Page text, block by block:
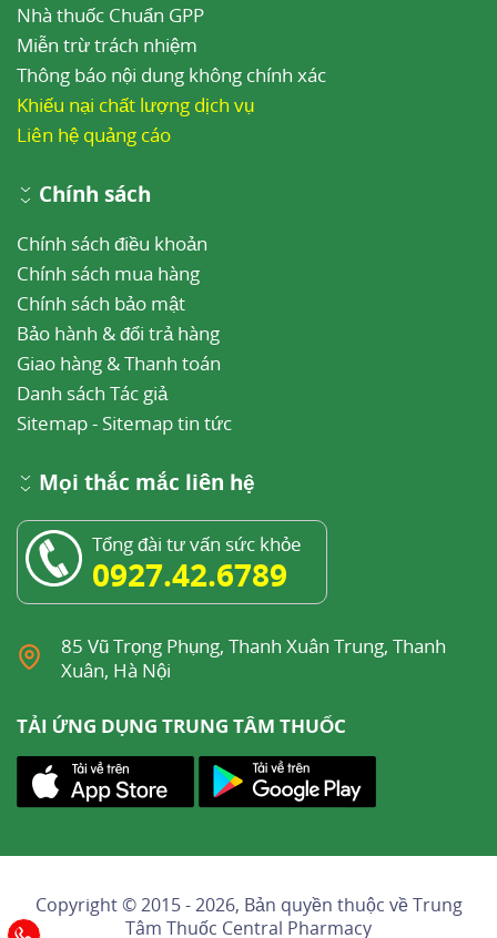
Nhà thuốc Chuẩn GPP
Miễn trừ trách nhiệm
Thông báo nội dung không chính xác
Khiếu nại chất lượng dịch vụ
Liên hệ quảng cáo
Chính sách
Chính sách điều khoản
Chính sách mua hàng
Chính sách bảo mật
Bảo hành & đổi trả hàng
Giao hàng & Thanh toán
Danh sách Tác giả
Sitemap- Sitemap tin tức
Mọi thắc mắc liên hệ
Tổng đài tư vấn sức khỏe
0927.42.6789
85 Vũ Trọng Phụng, Thanh Xuân Trung, Thanh
Xuân, Hà Nội
TẢI ỨNG DỤNG TRUNG TÂM THUỐC
Copyright © 2015 - 2026, Bản quyền thuộc vềTrung
Tâm Thuốc Central Pharmacy